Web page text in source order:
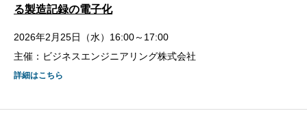
る製造記録の電子化
2026年2月25日（水）16:00～17:00
主催：ビジネスエンジニアリング株式会社
詳細はこちら